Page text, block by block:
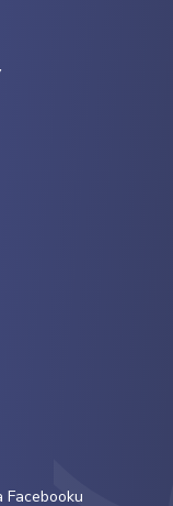
Facebooku